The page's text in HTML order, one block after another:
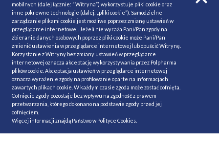
KONTAKT
POLITYKA COOKIES
Polityka prywatności
MAPA STRONY
NASZE SERWISY
MATERIAŁY DO POBRANIA
MINIMALIZACJA RYZYKA
mobilnych (dalej łącznie: ” Witryna”) wykorzystuje pliki cookie oraz
inne pokrewne technologie (dalej: „pliki cookie”). Samodzielne
zarządzanie plikami cookie jest możliwe poprzez zmianę ustawień w
przeglądarce internetowej. Jeżeli nie wyraża Pani/Pan zgody na
zbieranie danych osobowych poprzez pliki cookie może Pani/Pan
zmienić ustawienia w przeglądarce internetowej lub opuścić Witrynę.
Korzystanie z Witryny bez zmiany ustawień w przeglądarce
internetowej oznacza akceptację wykorzystywania przez Polpharma
plików cookie. Akceptacja ustawień w przeglądarce internetowej
oznacza wyrażenie zgody na profilowanie oparte na informacjach
zawartych plikach cookie. W każdym czasie zgoda może zostać cofnięta.
Cofnięcie zgody pozostaje bez wpływu na zgodność z prawem
przetwarzania, którego dokonano na podstawie zgody przed jej
cofnięciem.
Więcej informacji znajdą Państwo w Polityce Cookies.